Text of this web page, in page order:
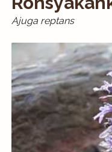
Ajuga reptans